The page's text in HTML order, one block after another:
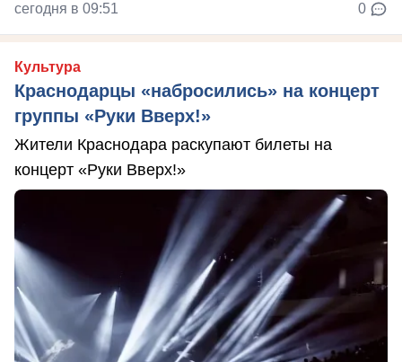
сегодня в 09:51 0
Культура
Краснодарцы «набросились» на концерт
группы «Руки Вверх!»
Жители Краснодара раскупают билеты на
концерт «Руки Вверх!»